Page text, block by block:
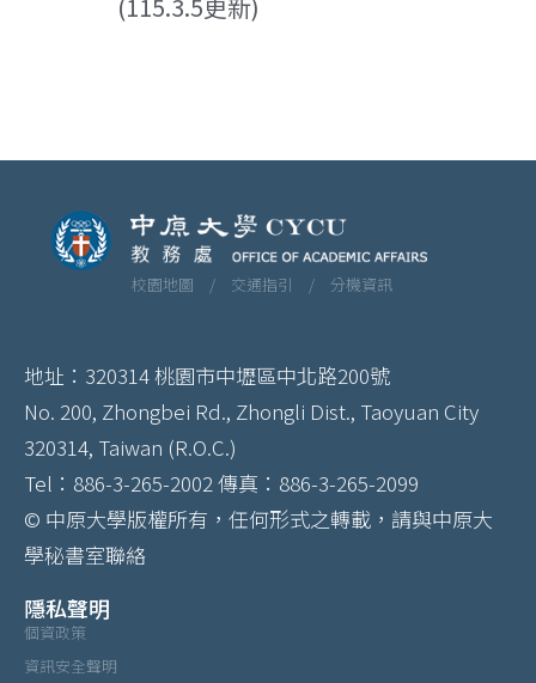
校園地圖 / 交通指引 / 分機資訊
地址：320314 桃園市中壢區中北路200號
No. 200, Zhongbei Rd., Zhongli Dist., Taoyuan City
320314, Taiwan (R.O.C.)
Tel：886-3-265-2002 傳真：886-3-265-2099
© 中原大學版權所有，任何形式之轉載，請與中原大
學秘書室聯絡
隱私聲明
個資政策
資訊安全聲明